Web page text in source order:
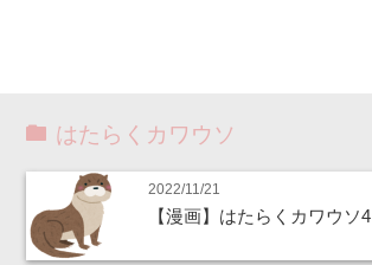
はたらくカワウソ
2022/11/21
【漫画】はたらくカワウソ4